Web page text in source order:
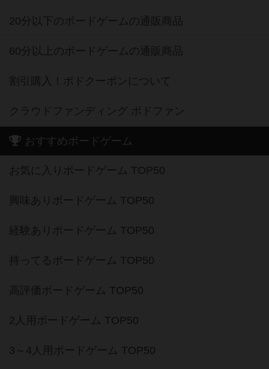
20分以下のボードゲームの通販商品
60分以上のボードゲームの通販商品
割引購入！ボドクーポンについて
クラウドファンディング ボドファン
おすすめボードゲーム
お気に入りボードゲーム TOP50
興味ありボードゲーム TOP50
経験ありボードゲーム TOP50
持ってるボードゲーム TOP50
高評価ボードゲーム TOP50
2人用ボードゲーム TOP50
3～4人用ボードゲーム TOP50